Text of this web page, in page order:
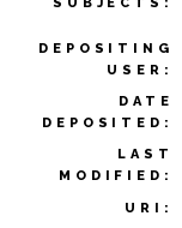
SUBJECTS:
DEPOSITING
USER:
DATE
DEPOSITED:
LAST
MODIFIED:
URI: